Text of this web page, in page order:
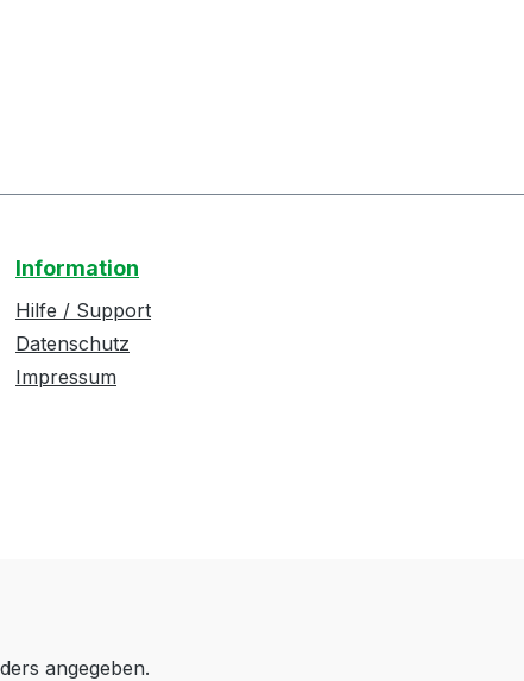
Information
Hilfe / Support
Datenschutz
Impressum
angegeben.